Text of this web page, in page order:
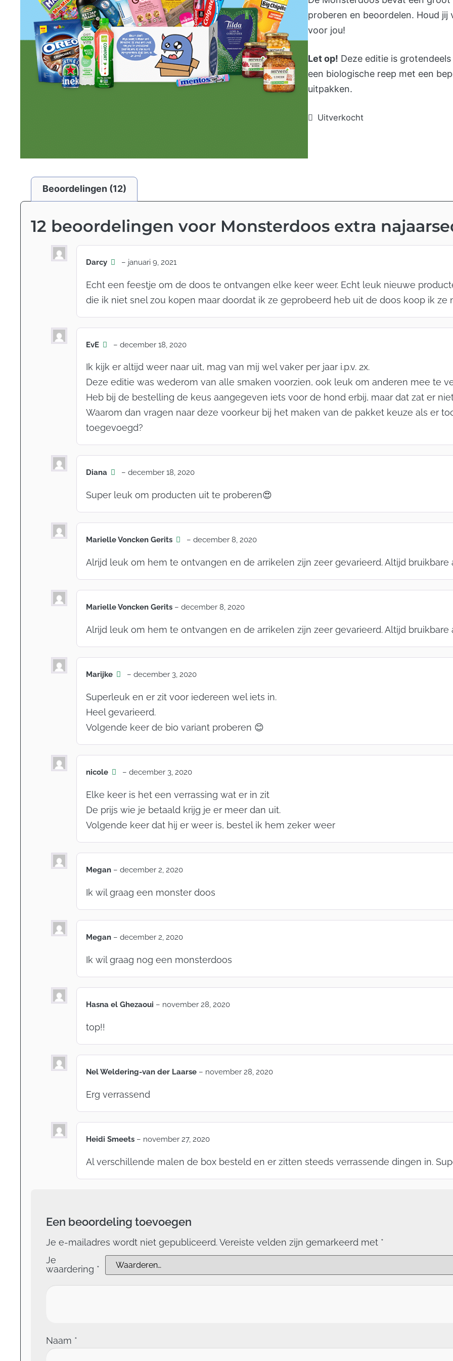
proberen en beoordelen. Houd
voor jou!
Let op! Deze editie is
een biologische reep met een
uitpakken.
Uitverkocht
Beoordelingen (12)
12 beoordelingen voor Monsterdoos extra
Darcy – januari 9, 2021
Echt een feestje om de doos te ontvangen elke keer weer. Echt leuk nieuwe
die ik niet snel zou kopen maar doordat ik ze geprobeerd heb uit de doos koop ik ze
EvE – december 18, 2020
Ik kijk er altijd weer naar uit, mag van mij wel vaker per jaar i.p.v. 2x.
Deze editie was wederom van alle smaken voorzien, ook leuk om anderen mee te
Heb bij de bestelling de keus aangegeven iets voor de hond erbij, maar dat zat er
Waarom dan vragen naar deze voorkeur bij het maken van de pakket keuze als er
toegevoegd?
Diana – december 18, 2020
Super leuk om producten uit te proberen😍
Marielle Voncken Gerits – december 8, 2020
Alrijd leuk om hem te ontvangen en de arrikelen zijn zeer gevarieerd. Altijd bruikbare
Marielle Voncken Gerits – december 8, 2020
Alrijd leuk om hem te ontvangen en de arrikelen zijn zeer gevarieerd. Altijd bruikbare
Marijke – december 3, 2020
Superleuk en er zit voor iedereen wel iets in.
Heel gevarieerd.
Volgende keer de bio variant proberen 😊
nicole – december 3, 2020
Elke keer is het een verrassing wat er in zit
De prijs wie je betaald krijg je er meer dan uit.
Volgende keer dat hij er weer is, bestel ik hem zeker weer
Megan – december 2, 2020
Ik wil graag een monster doos
Megan – december 2, 2020
Ik wil graag nog een monsterdoos
Hasna el Ghezaoui – november 28, 2020
top!!
Nel Weldering-van der Laarse – november 28, 2020
Erg verrassend
Heidi Smeets – november 27, 2020
Al verschillende malen de box besteld en er zitten steeds verrassende dingen in.
Een beoordeling toevoegen
Je e-mailadres wordt niet gepubliceerd.Vereiste velden zijn gemarkeerd met *
Je
waardering *
Naam *